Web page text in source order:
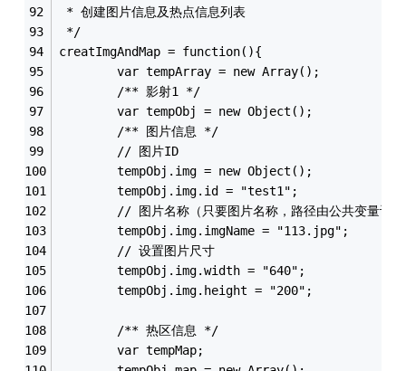
* 创建图片信息及热点信息列表
*/
creatImgAndMap = function(){
		var tempArray = new Array();
		/** 影射1 */
		var tempObj = new Object();
		/** 图片信息 */
		// 图片ID
		tempObj.img = new Object();
		tempObj.img.id = "test1";
// 图片名称（只要图片名称，路径由公共变量设
		tempObj.img.imgName = "113.jpg";
		// 设置图片尺寸
		tempObj.img.width = "640";
		tempObj.img.height = "200";
		/** 热区信息 */
		var tempMap;